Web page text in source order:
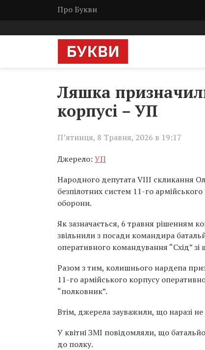
Про Букви
Ляшка
корпусі – УП
П’ятниця, 8 Травня, 2026 в 19:17
Джерело: УП
Народного депутата VIII скликання
безпілотних систем 11-го
оборони.
Як зазначається, 6 травня рішенням
звільнили з посади командира
оперативного командування “Схід”
Разом з тим, колишнього нардепа
11-го армійського корпусу
“полковник”.
Втім, джерела зауважили, що наразі
У квітні ЗМІ повідомляли, що
до полку.